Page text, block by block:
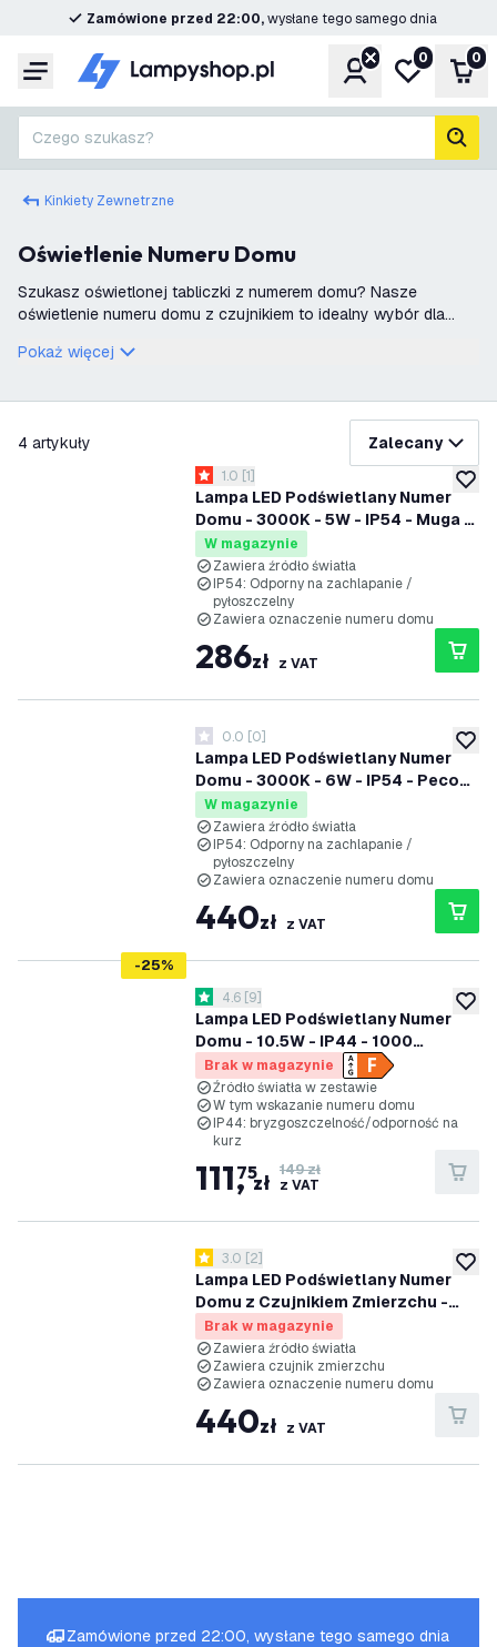
Zamówione przed 22:00,wysłane tego samego dnia
Menu KontoMoja lista
0 0
Czego szukasz?
Kinkiety Zewnetrzne
Oświetlenie Numeru Domu
Szukasz oświetlonej tabliczki z numerem domu? Nasze
oświetlenie numeru domu z czujnikiem to idealny wybór dla
stanie się bardziej widoczny, nawe
Pokaż więcej
4 artykuły Zalecany
dodaj
Lampa LED Podświetlany Numer
Domu - 3000K - 5W - IP54 - Muga -
Antracyt
otwórz panel recenzji
1 Gwiazdki oceny
1.0 [1]
W magazynie
Zawiera źródło światła
IP54: Odporny na zachlapanie /
pyłoszczelny
Zawiera oznaczenie numeru domu
286zł z VAT
dodaj
Lampa LED Podświetlany Numer
Domu - 3000K - 6W - IP54 - Pecos
- Antracyt
0 Gwiazdki oceny
0.0 [0]
W magazynie
Zawiera źródło światła
IP54: Odporny na zachlapanie /
pyłoszczelny
Zawiera oznaczenie numeru domu
440zł z VAT
dodaj
-25%
Lampa LED Podświetlany Numer
Domu - 10.5W - IP44 - 1000
Lumenów
otwórz panel recenzji
4.6 Gwiazdki oceny
4.6 [9]
Brak w magazynie
Źródło światła w zestawie
W tym wskazanie numeru domu
IP44: bryzgoszczelność/odporność na
kurz
111,
75zł 149 zł
z VAT
dodaj
Lampa LED Podświetlany Numer
Domu z Czujnikiem Zmierzchu -
3000K - 9W - IP54 - Kasai -
Antracyt
otwórz panel recenzji
3 Gwiazdki oceny
3.0 [2]
Brak w magazynie
Zawiera źródło światła
Zawiera czujnik zmierzchu
Zawiera oznaczenie numeru domu
440zł z VAT
Zamówione przed 22:00, wysłane tego samego dnia
filtruj